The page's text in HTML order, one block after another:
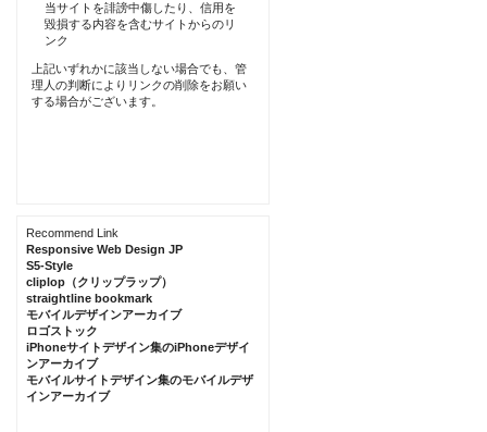
当サイトを誹謗中傷したり、信用を
毀損する内容を含むサイトからのリ
ンク
上記いずれかに該当しない場合でも、管
理人の判断によりリンクの削除をお願い
する場合がございます。
Recommend Link
Responsive Web Design JP
S5-Style
cliplop（クリップラップ）
straightline bookmark
モバイルデザインアーカイブ
ロゴストック
iPhoneサイトデザイン集のiPhoneデザイ
ンアーカイブ
モバイルサイトデザイン集のモバイルデザ
インアーカイブ